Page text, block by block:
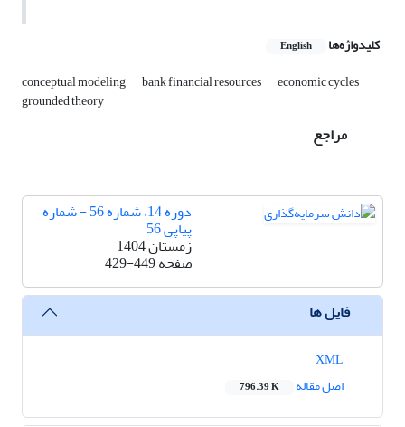
کلیدواژه‌ها English
conceptual modeling bank financial resources economic cycles
grounded theory
مراجع
دوره 14، شماره 56 - شماره
پیاپی 56
زمستان 1404
صفحه429-449
فایل ها
اصل مقاله
796.39 K